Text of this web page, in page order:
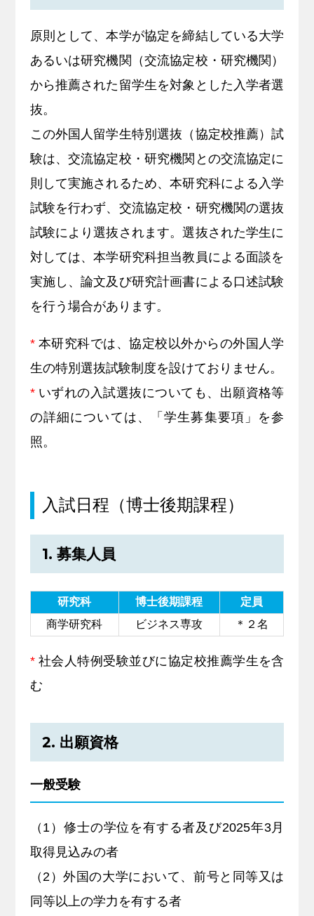
原則として、本学が協定を締結している大学
あるいは研究機関（交流協定校・研究機関）
から推薦された留学生を対象とした入学者選
抜。
この外国人留学生特別選抜（協定校推薦）試
験は、交流協定校・研究機関との交流協定に
則して実施されるため、本研究科による入学
試験を行わず、交流協定校・研究機関の選抜
試験により選抜されます。選抜された学生に
対しては、本学研究科担当教員による面談を
実施し、論文及び研究計画書による口述試験
を行う場合があります。
*本研究科では、協定校以外からの外国人学
生の特別選抜試験制度を設けておりません。
*いずれの入試選抜についても、出願資格等
の詳細については、「学生募集要項」を参
照。
入試日程（博士後期課程）
1. 募集人員
研究科 博士後期課程
定員
商学研究科
ビジネス専攻 ＊２名
*社会人特例受験並びに協定校推薦学生を含
む
2. 出願資格
一般受験
（1）修士の学位を有する者及び2025年3月
取得見込みの者
（2）外国の大学において、前号と同等又は
同等以上の学力を有する者